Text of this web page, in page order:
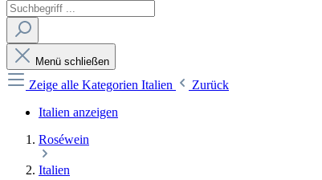
Menü schließen
Zeige alle Kategorien Italien
Zurück
Italien anzeigen
Roséwein
Italien